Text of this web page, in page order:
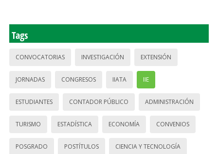
Tags
CONVOCATORIAS INVESTIGACIÓN EXTENSIÓN
JORNADAS CONGRESOS IIATA IIE
ESTUDIANTES CONTADOR PÚBLICO ADMINISTRACIÓN
TURISMO ESTADÍSTICA ECONOMÍA CONVENIOS
POSGRADO POSTÍTULOS CIENCIA Y TECNOLOGÍA